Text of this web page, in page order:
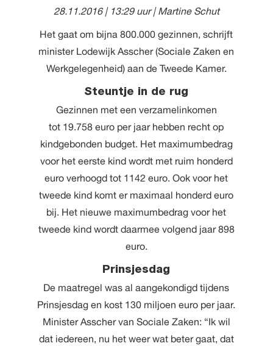
28.11.2016 | 13:29 uur| Martine Schut
Het gaat om bijna 800.000 gezinnen, schrijft
minister Lodewijk Asscher (Sociale Zaken en
Werkgelegenheid) aan de Tweede Kamer.
Steuntje in de rug
Gezinnen met een verzamelinkomen
tot 19.758 euro per jaar hebben recht op
kindgebonden budget. Het maximumbedrag
voor het eerste kind wordt met ruim honderd
euro verhoogd tot 1142 euro. Ook voor het
tweede kind komt er maximaal honderd euro
bij. Het nieuwe maximumbedrag voor het
tweede kind wordt daarmee volgend jaar 898
euro.
Prinsjesdag
De maatregel was al aangekondigd tijdens
Prinsjesdag en kost 130 miljoen euro per jaar.
Minister Asscher van Sociale Zaken: “Ik wil
dat iedereen, nu het weer wat beter gaat, dat